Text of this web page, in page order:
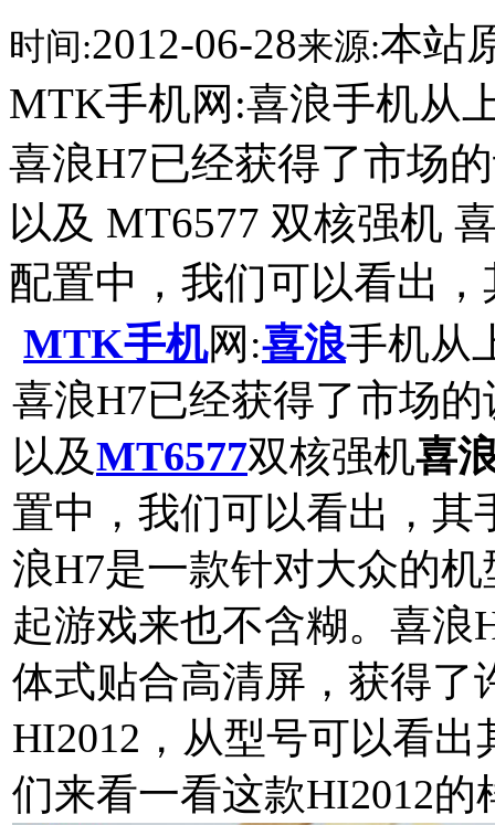
时间:2012-06-28来源:本站
MTK手机网:喜浪手机从
喜浪H7已经获得了市场
以及 MT6577 双核强机
配置中，我们可以看出，
MTK手机网:喜浪手机从
喜浪H7已经获得了市场
以及MT6577双核强机喜
置中，我们可以看出，其
浪H7是一款针对大众的
起游戏来也不含糊。喜浪
体式贴合高清屏，获得了
HI2012，从型号可以看
们来看一看这款HI2012的